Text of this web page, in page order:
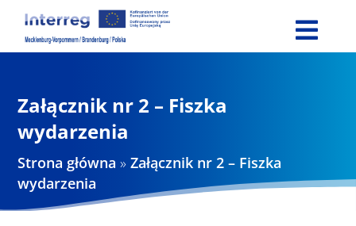
Projekty
Aktualności
Załącznik nr 2 – Fiszka
wydarzenia
Strona główna »Załącznik nr 2 – Fiszka
wydarzenia